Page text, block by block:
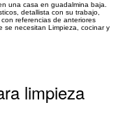
una casa en guadalmina baja.
detallista con su trabajo,
referencias de anteriores
se necesitan Limpieza, cocinar y
limpieza